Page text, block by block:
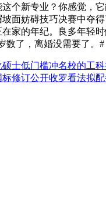
个新专业？你感觉，
面妨碍技巧决赛中夺
家的年纪。良多年轻
数了，离婚没需要了。#
士低门槛冲名校的工科
修订公开收罗看法拟配